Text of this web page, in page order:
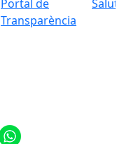
Portal de
Transparència